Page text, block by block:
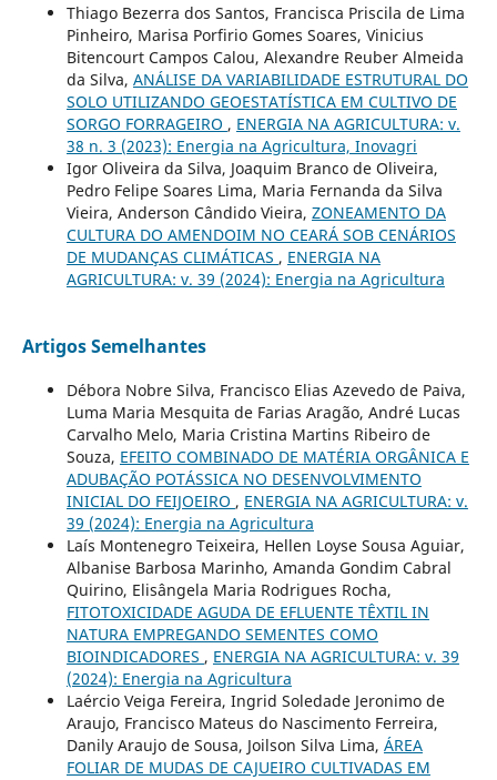
Thiago Bezerra dos Santos, Francisca Priscila de Lima
Pinheiro, Marisa Porfirio Gomes Soares, Vinicius
Bitencourt Campos Calou, Alexandre Reuber Almeida
da Silva, ANÁLISE DA VARIABILIDADE ESTRUTURAL DO
SOLO UTILIZANDO GEOESTATÍSTICA EM CULTIVO DE
SORGO FORRAGEIRO , ENERGIA NA AGRICULTURA: v.
38 n. 3 (2023): Energia na Agricultura, Inovagri
Igor Oliveira da Silva, Joaquim Branco de Oliveira,
Pedro Felipe Soares Lima, Maria Fernanda da Silva
Vieira, Anderson Cândido Vieira, ZONEAMENTO DA
CULTURA DO AMENDOIM NO CEARÁ SOB CENÁRIOS
DE MUDANÇAS CLIMÁTICAS , ENERGIA NA
AGRICULTURA: v. 39 (2024): Energia na Agricultura
Artigos Semelhantes
Débora Nobre Silva, Francisco Elias Azevedo de Paiva,
Luma Maria Mesquita de Farias Aragão, André Lucas
Carvalho Melo, Maria Cristina Martins Ribeiro de
Souza, EFEITO COMBINADO DE MATÉRIA ORGÂNICA E
ADUBAÇÃO POTÁSSICA NO DESENVOLVIMENTO
INICIAL DO FEIJOEIRO , ENERGIA NA AGRICULTURA: v.
39 (2024): Energia na Agricultura
Laís Montenegro Teixeira, Hellen Loyse Sousa Aguiar,
Albanise Barbosa Marinho, Amanda Gondim Cabral
Quirino, Elisângela Maria Rodrigues Rocha,
FITOTOXICIDADE AGUDA DE EFLUENTE TÊXTIL IN
NATURA EMPREGANDO SEMENTES COMO
BIOINDICADORES , ENERGIA NA AGRICULTURA: v. 39
(2024): Energia na Agricultura
Laércio Veiga Fereira, Ingrid Soledade Jeronimo de
Araujo, Francisco Mateus do Nascimento Ferreira,
Danily Araujo de Sousa, Joilson Silva Lima, ÁREA
FOLIAR DE MUDAS DE CAJUEIRO CULTIVADAS EM